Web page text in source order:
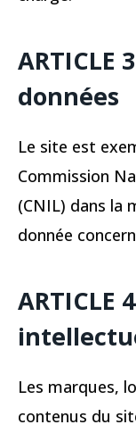
ARTICLE
données
Le site est
Commission
(CNIL) dans la
donnée
ARTICLE
Les marques,
contenus du